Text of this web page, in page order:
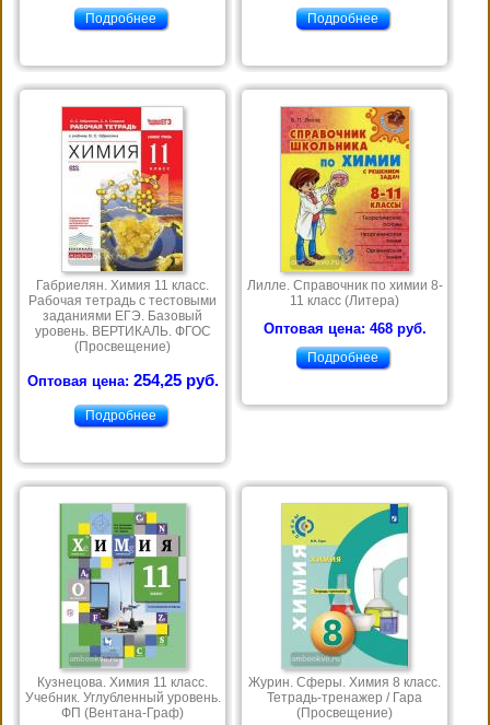
Подробнее Подробнее
Габриелян. Химия 11 класс.
Рабочая тетрадь с тестовыми
заданиями ЕГЭ. Базовый
уровень. ВЕРТИКАЛЬ. ФГОС
(Просвещение)
Оптовая цена: 254,25 руб.
Подробнее
Лилле. Справочник по химии 8-
11 класс (Литера)
Оптовая цена: 468 руб.
Подробнее
Кузнецова. Химия 11 класс.
Учебник. Углубленный уровень.
ФП (Вентана-Граф)
Журин. Сферы. Химия 8 класс.
Тетрадь-тренажер / Гара
(Просвещение)